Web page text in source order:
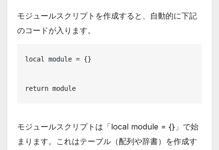
モジュールスクリプトを作成すると、自動的に下記
のコードが入ります。
local module = {}
return module
モジュールスクリプトは「local module = {}」で始
まります。これはテーブル（配列や辞書）を作成す